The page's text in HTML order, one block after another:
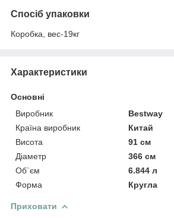
Спосіб упаковки
Коробка, вес-19кг
Характеристики
Основні
Виробник
Bestway
Країна виробник
Китай
Висота
91 см
Діаметр
366 см
Об`єм
6.844 л
Форма
Кругла
Приховати